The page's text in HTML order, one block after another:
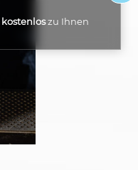
kostenloszu Ihnen